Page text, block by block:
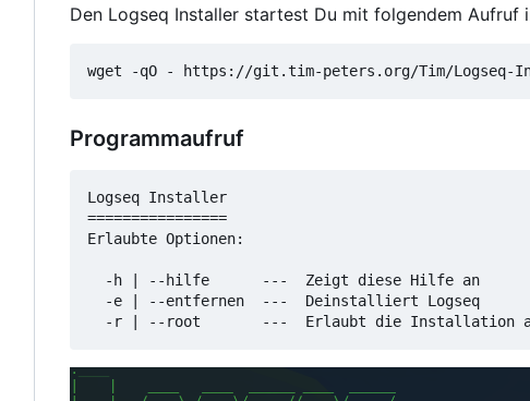
Den Logseq Installer startest Du mit folgendem Aufruf
wget -qO - https://git.tim-peters.org/Tim/Logseq-
Programmaufruf
Logseq Installer
================
Erlaubte Optionen:
  -h | --hilfe      ---  Zeigt diese Hilfe an
  -e | --entfernen  ---  Deinstalliert Logseq